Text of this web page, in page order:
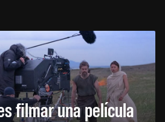
filmar una película